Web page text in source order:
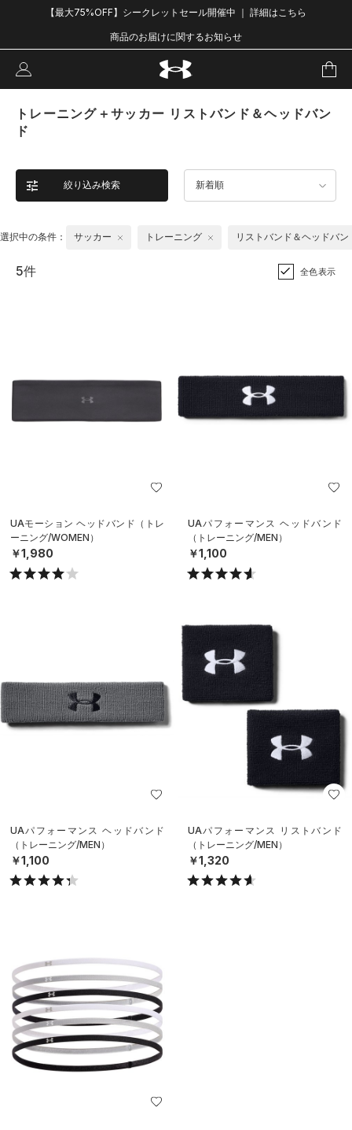
【最大75%OFF】シークレットセール開催中 ｜ 詳細はこちら
商品のお届けに関するお知らせ
トレーニング＋サッカー リストバンド＆ヘッドバン
ド
絞り込み検索 新着順
選択中の条件： サッカー トレーニング リストバンド＆ヘッドバン
5件 全色表示
UAモーション ヘッドバンド（トレ
ーニング/WOMEN）
￥1,980
UAパフォーマンス ヘッドバンド
（トレーニング/MEN）
￥1,100
UAパフォーマンス ヘッドバンド
（トレーニング/MEN）
￥1,100
UAパフォーマンス リストバンド
（トレーニング/MEN）
￥1,320